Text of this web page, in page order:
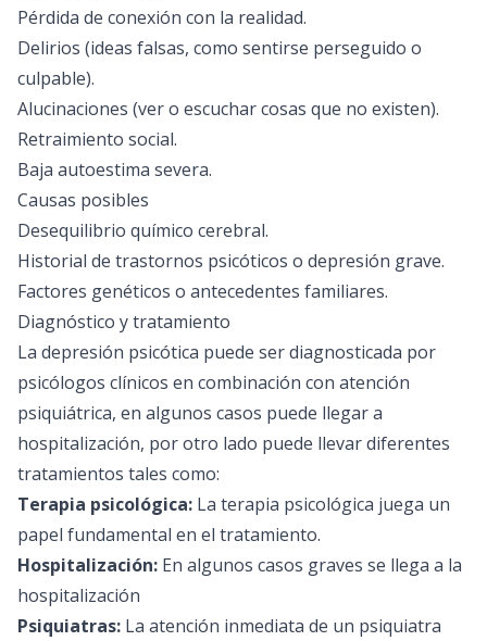
Pérdida de conexión con la realidad.
Delirios (ideas falsas, como sentirse perseguido o
culpable).
Alucinaciones (ver o escuchar cosas que no existen).
Retraimiento social.
Baja autoestima severa.
Causas posibles
Desequilibrio químico cerebral.
Historial de trastornos psicóticos o depresión grave.
Factores genéticos o antecedentes familiares.
Diagnóstico y tratamiento
La depresión psicótica puede ser diagnosticada por
psicólogos clínicos en combinación con atención
psiquiátrica, en algunos casos puede llegar a
hospitalización, por otro lado puede llevar diferentes
tratamientos tales como:
Terapia psicológica: La terapia psicológica juega un
papel fundamental en el tratamiento.
Hospitalización: En algunos casos graves se llega a la
hospitalización
Psiquiatras: La atención inmediata de un psiquiatra